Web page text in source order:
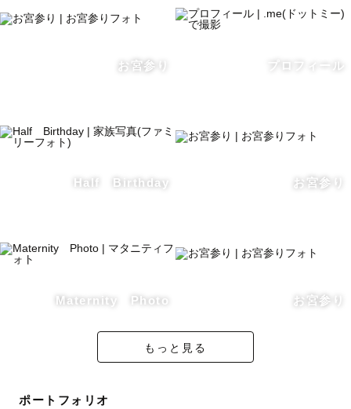
お宮参り プロフィール
Half Birthday お宮参り
Maternity Photo お宮参り
もっと見る
ポートフォリオ